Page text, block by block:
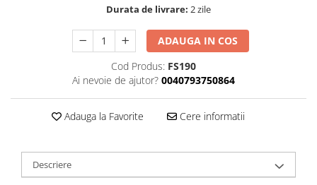
Durata de livrare: 2 zile
ADAUGA IN COS
Cod Produs: FS190
Ai nevoie de ajutor? 0040793750864
Adauga la Favorite Cere informatii
Descriere